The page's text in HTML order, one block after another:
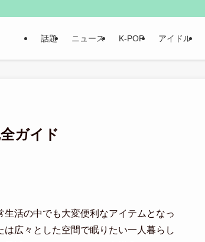
話題 ニュース K-POP アイドル
ガイド
活の中でも大変便利なアイテムとなっ
広々とした空間で眠りたい一人暮らし